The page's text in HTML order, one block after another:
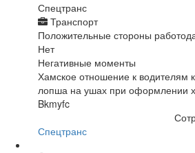
Спецтранс
Транспорт
Положительные стороны
Нет
Негативные моменты
Хамское отношение к водителям
лопша на ушах при оформлении
Bkmyfc
Спецтранс